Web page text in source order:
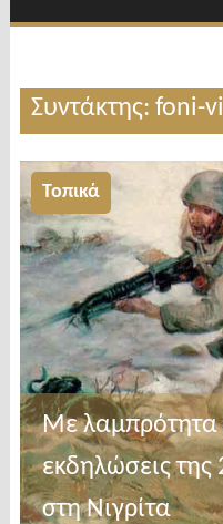
Συντάκτης: foni-
Τοπικά
Με λαμπρότητα
εκδηλώσεις
στη Νιγρίτα